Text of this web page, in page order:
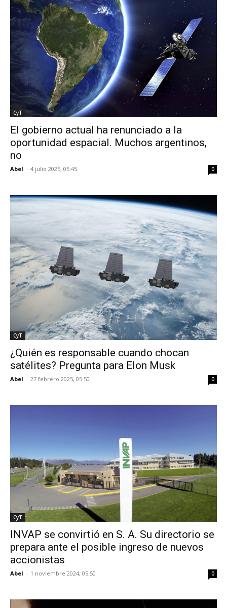
CyT
El gobierno actual ha renunciado a la
oportunidad espacial. Muchos argentinos,
no
Abel - 4 julio 2025, 05:45 0
CyT
¿Quién es responsable cuando chocan
satélites? Pregunta para Elon Musk
Abel - 27 febrero 2025, 05:50 0
CyT
INVAP se convirtió en S. A. Su directorio se
prepara ante el posible ingreso de nuevos
accionistas
Abel - 1 noviembre 2024, 05:50 0